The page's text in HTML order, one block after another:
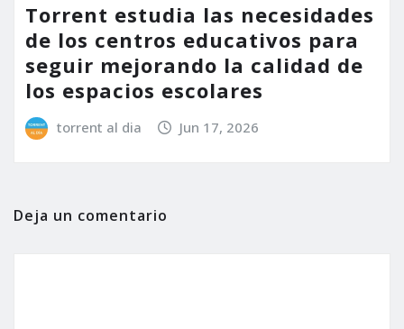
Torrent estudia las necesidades
de los centros educativos para
seguir mejorando la calidad de
los espacios escolares
torrent al dia Jun 17, 2026
Deja un comentario